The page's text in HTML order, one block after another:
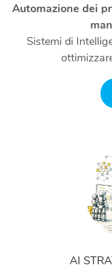
Automazione dei
Sistemi di
AI